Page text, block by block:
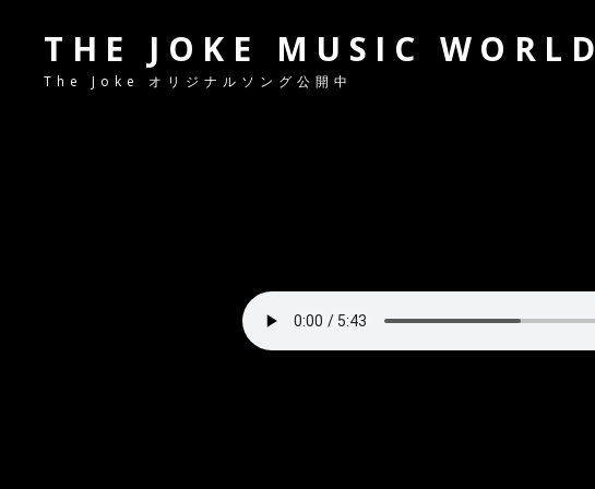
THE JOKE MUSIC WORLD
The Joke オリジナルソング公開中